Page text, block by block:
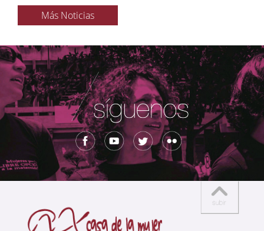
Más Noticias